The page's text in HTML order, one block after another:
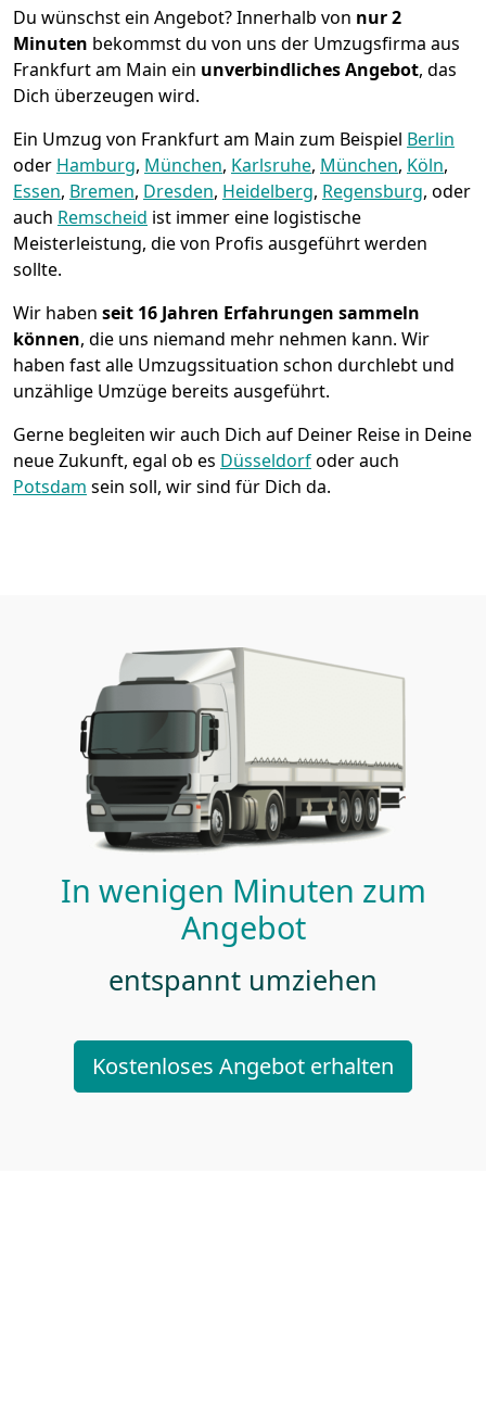
Du wünschst ein Angebot? Innerhalb von nur 2
Minuten bekommst du von uns der Umzugsfirma aus
Frankfurt am Main ein unverbindliches Angebot, das
Dich überzeugen wird.
Ein Umzug von Frankfurt am Main zum Beispiel Berlin
oder Hamburg, München, Karlsruhe, München, Köln,
Essen, Bremen, Dresden, Heidelberg, Regensburg, oder
auch Remscheid ist immer eine logistische
Meisterleistung, die von Profis ausgeführt werden
sollte.
Wir haben seit 16 Jahren Erfahrungen sammeln
können, die uns niemand mehr nehmen kann. Wir
haben fast alle Umzugssituation schon durchlebt und
unzählige Umzüge bereits ausgeführt.
Gerne begleiten wir auch Dich auf Deiner Reise in Deine
neue Zukunft, egal ob es Düsseldorfoder auch
Potsdam sein soll, wir sind für Dich da.
In wenigen Minuten zum
Angebot
entspannt umziehen
Kostenloses Angebot erhalten